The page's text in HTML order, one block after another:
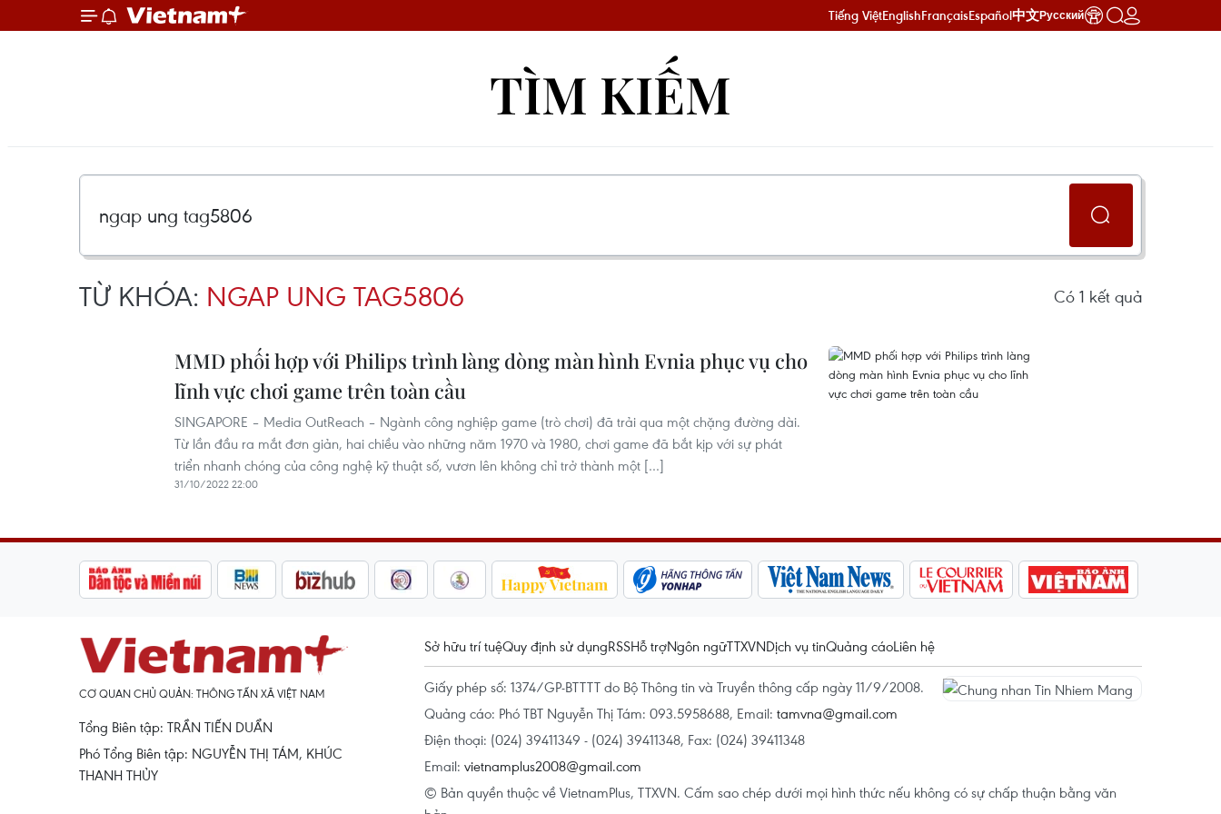
Tiếng ViệtEnglishFrançaisEspañol中文Русский
TÌM KIẾM
TỪ KHÓA: NGAP UNG TAG5806 Có 1 kết quả
MMD phối hợp với Philips trình làng dòng màn hình Evnia phục vụ cho
lĩnh vực chơi game trên toàn cầu
SINGAPORE – Media OutReach – Ngành công nghiệp game (trò chơi) đã trải qua một chặng đường dài.
Từ lần đầu ra mắt đơn giản, hai chiều vào những năm 1970 và 1980, chơi game đã bắt kịp với sự phát
triển nhanh chóng của công nghệ kỹ thuật số, vươn lên không chỉ trở thành một […]
31/10/2022 22:00
CƠ QUAN CHỦ QUẢN: THÔNG TẤN XÃ VIỆT NAM
Tổng Biên tập: TRẦN TIẾN DUẨN
Phó Tổng Biên tập: NGUYỄN THỊ TÁM, KHÚC
THANH THỦY
Sở hữu trí tuệQuy định sử dụngRSSHỗ trợNgôn ngữTTXVNDịch vụ tinQuảng cáoLiên hệ
Giấy phép số: 1374/GP-BTTTT do Bộ Thông tin và Truyền thông cấp ngày 11/9/2008.
Quảng cáo: Phó TBT Nguyễn Thị Tám: 093.5958688, Email: tamvna@gmail.com
Điện thoại: (024) 39411349 - (024) 39411348, Fax: (024) 39411348
Email: vietnamplus2008@gmail.com
© Bản quyền thuộc về VietnamPlus, TTXVN. Cấm sao chép dưới mọi hình thức nếu không có sự chấp thuận bằng văn